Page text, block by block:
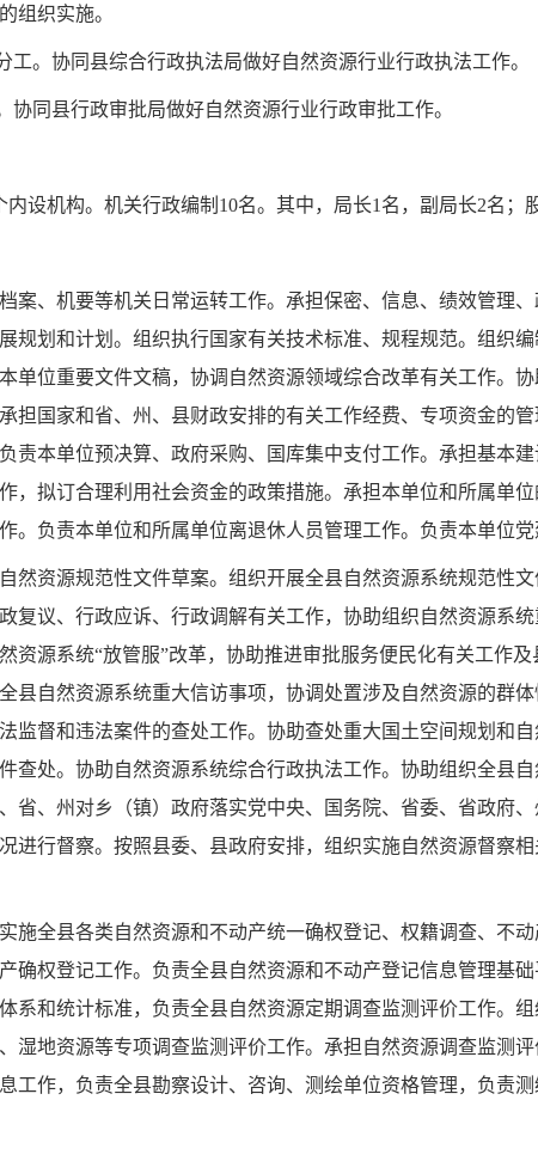
组织实施。
。协同县综合行政执法局做好自然资源行业行政执法工作。
同县行政审批局做好自然资源行业行政审批工作。
内设机构。 机关行政编制10名。其中，局长1名，副局长2名；
案、机要等机关日常运转工作。承担保密、信息、绩效管理
规划和计划。组织执行国家有关技术标准、规程规范。组织
单位重要文件文稿，协调自然资源领域综合改革有关工作。
承担国家和省、州、县财政安排的有关工作经费、专项资金的
责本单位预决算、政府采购、国库集中支付工作。承担基本
，拟订合理利用社会资金的政策措施。承担本单位和所属单位
。负责本单位和所属单位离退休人员管理工作。负责本单位党
然资源规范性文件草案。组织开展全县自然资源系统规范性
复议、行政应诉、行政调解有关工作，协助组织自然资源系
资源系统“放管服”改革，协助推进审批服务便民化有关工作
县自然资源系统重大信访事项，协调处置涉及自然资源的群
监督和违法案件的查处工作。协助查处重大国土空间规划和
查处。协助自然资源系统综合行政执法工作。协助组织全县
省、州对乡（镇）政府落实党中央、国务院、省委、省政府
进行督察。按照县委、县政府安排，组织实施自然资源督察
施全县各类自然资源和不动产统一确权登记、权籍调查、不
确权登记工作。负责全县自然资源和不动产登记信息管理基
系和统计标准，负责全县自然资源定期调查监测评价工作。
湿地资源等专项调查监测评价工作。承担自然资源调查监测
工作，负责全县勘察设计、咨询、测绘单位资格管理，负责